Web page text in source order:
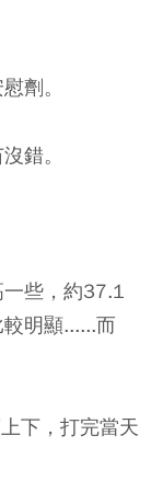
劑。
錯。
些，約37.1
明顯......而
下，打完當天